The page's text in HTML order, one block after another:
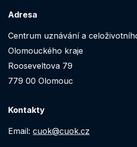
Adresa
Centrum uznávání a
Olomouckého kraje
Rooseveltova 79
779 00 Olomouc
Kontakty
Email: cuok@cuok.cz